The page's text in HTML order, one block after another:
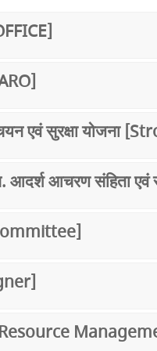
एवं सुरक्षा
आदर्श आचरण